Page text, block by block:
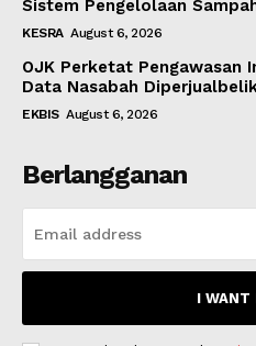
Sistem Pengelolaan
KESRA August 6, 2026
OJK Perketat Pengawasan
Data Nasabah
EKBIS August 6, 2026
Berlangganan
I WANT